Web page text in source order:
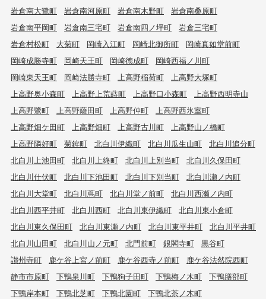
岩倉南大鷺町
岩倉南河原町 岩倉南木野町
岩倉南桑原町
岩倉南平岡町
岩倉南三宅町 岩倉南四ノ坪町
岩倉三宅町
岩倉村松町
大菊町 岡崎入江町 岡崎北御所町
岡崎真如堂前町
岡崎成勝寺町
岡崎天王町 岡崎徳成町
岡崎西福ノ川町
岡崎東天王町
岡崎法勝寺町 上高野稲荷町
上高野大塚町
上高野奥小森町
上高野上荒蒔町 上高野口小森町
上高野西明寺山
上高野鷺町
上高野薩田町 上高野仲町
上高野西氷室町
上高野畑ケ田町
上高野畑町 上高野古川町
上高野山ノ橋町
上高野隣好町
菊鉾町 北白川伊織町 北白川瓜生山町
北白川追分町
北白川上池田町
北白川上終町 北白川上別当町
北白川久保田町
北白川仕伏町
北白川下池田町 北白川下別当町
北白川瀬ノ内町
北白川大堂町
北白川蔦町 北白川堂ノ前町
北白川西瀬ノ内町
北白川西平井町
北白川西町 北白川東伊織町
北白川東小倉町
北白川東久保田町
北白川東瀬ノ内町 北白川東平井町
北白川平井町
北白川山田町
北白川山ノ元町 北門前町 銀閣寺町
黒谷町
讃州寺町
鹿ケ谷上宮ノ前町 鹿ケ谷西寺ノ前町
鹿ケ谷法然院西町
静市市原町
下鴨泉川町 下鴨狗子田町 下鴨梅ノ木町
下鴨膳部町
下鴨岸本町
下鴨北芝町 下鴨北園町
下鴨北茶ノ木町